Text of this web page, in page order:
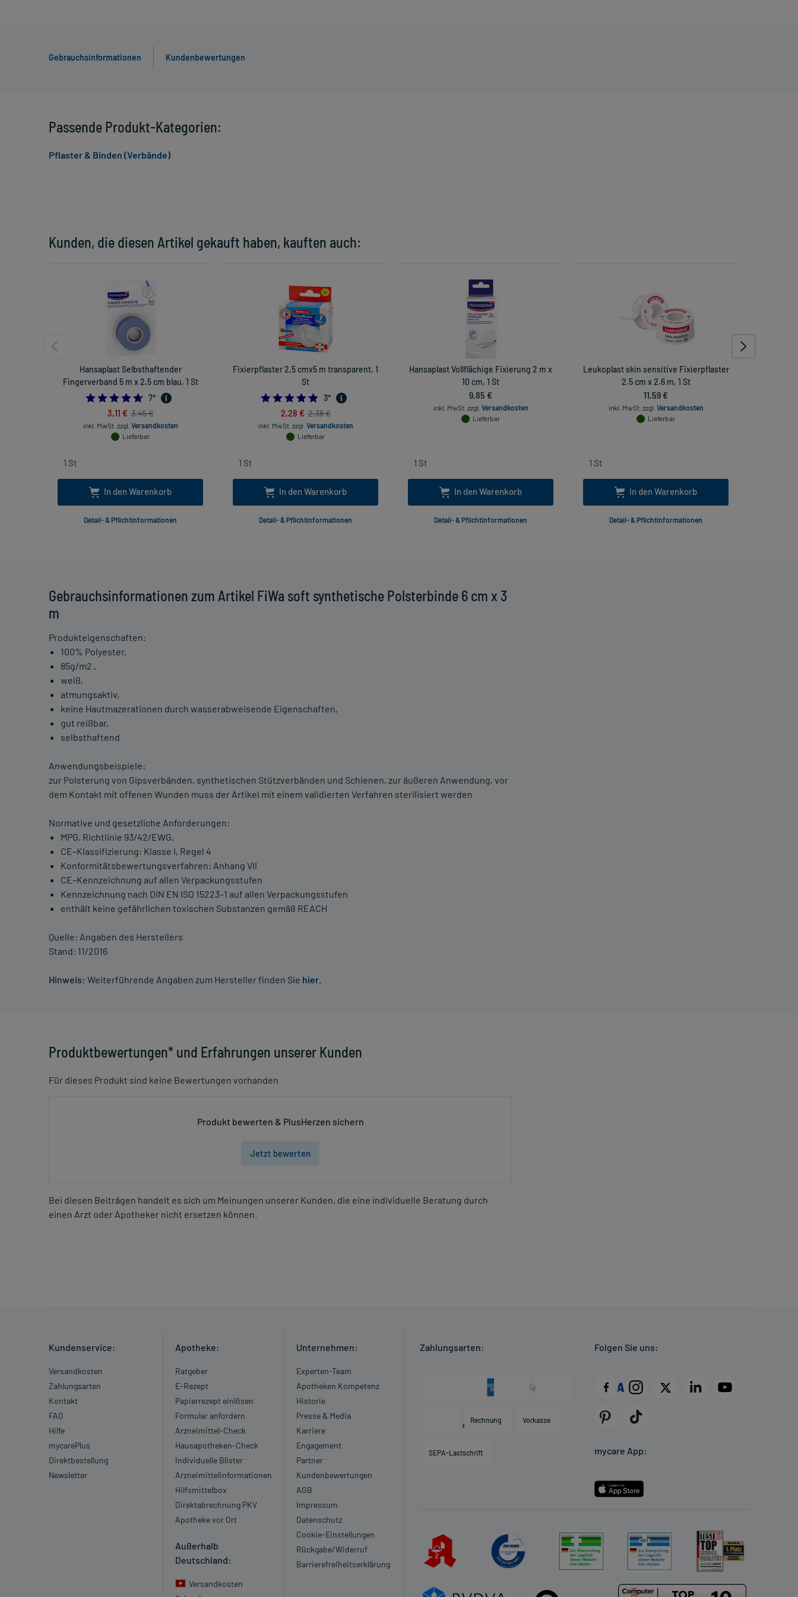
Gebrauchsinformationen Kundenbewertungen
Gebrauchsinformationen zum Artikel FiWa soft synthetische Polsterbinde 6 cm x 3
m
Produkteigenschaften:
100% Polyester,
85g/m2 ,
weiß,
atmungsaktiv,
keine Hautmazerationen durch wasserabweisende Eigenschaften,
gut reißbar,
selbsthaftend
Anwendungsbeispiele:
zur Polsterung von Gipsverbänden, synthetischen Stützverbänden und Schienen, zur äußeren Anwendung, vor
dem Kontakt mit offenen Wunden muss der Artikel mit einem validierten Verfahren sterilisiert werden
Normative und gesetzliche Anforderungen:
MPG, Richtlinie 93/42/EWG,
CE–Klassifizierung: Klasse I, Regel 4
Konformitätsbewertungsverfahren: Anhang VII
CE–Kennzeichnung auf allen Verpackungsstufen
Kennzeichnung nach DIN EN ISO 15223–1 auf allen Verpackungsstufen
enthält keine gefährlichen toxischen Substanzen gemäß REACH
Quelle: Angaben des Herstellers
Stand: 11/2016
Hinweis: Weiterführende Angaben zum Hersteller finden Sie hier
Produktbewertungen* und Erfahrungen unserer Kunden
Für dieses Produkt sind keine Bewertungen vorhanden
Produkt bewerten & PlusHerzen sichern
Jetzt bewerten
Bei diesen Beiträgen handelt es sich um Meinungen unserer Kunden, die eine individuelle Beratung durch
einen Arzt oder Apotheker nicht ersetzen können.
Kunden, die diesen Artikel gekauft haben, kauften auch:
Hansaplast Selbsthaftender
Fingerverband 5 m x 2,5 cm blau, 1 St
4.714285714285714
7*
3,11 € 3,45 €
inkl. MwSt. zzgl. Versandkosten
Lieferbar
In den Warenkorb
Detail- & Pflichtinformationen
Fixierpflaster 2,5 cmx5 m transparent, 1
St
5.0
3*
2,28 € 2,38 €
inkl. MwSt. zzgl. Versandkosten
Lieferbar
In den Warenkorb
Detail- & Pflichtinformationen
Hansaplast Vollflächige Fixierung 2 m x
10 cm, 1 St
9,85 €
inkl. MwSt. zzgl. Versandkosten
Lieferbar
In den Warenkorb
Detail- & Pflichtinformationen
Leukoplast skin sensitive Fixierpflaster
2.5 cm x 2.6 m, 1 St
11,59 €
inkl. MwSt. zzgl. Versandkosten
Lieferbar
In den Warenkorb
Detail- & Pflichtinformationen
Passende Produkt-Kategorien:
Pflaster & Binden (Verbände)
Kundenservice:
Versandkosten
Zahlungsarten
Kontakt
FAQ
Hilfe
mycarePlus
Direktbestellung
Newsletter
Apotheke:
Ratgeber
E-Rezept
Papierrezept einlösen
Formular anfordern
Arzneimittel-Check
Hausapotheken-Check
Individuelle Blister
Arzneimittelinformationen
Hilfsmittelbox
Direktabrechnung PKV
Apotheke vor Ort
Außerhalb
Deutschland:
Versandkosten
Unternehmen:
Experten-Team
Apotheken Kompetenz
Historie
Presse & Media
Karriere
Engagement
Partner
Kundenbewertungen
AGB
Impressum
Datenschutz
Cookie-Einstellungen
Rückgabe/Widerruf
Barrierefreiheitserklärung
Zahlungsarten:
Rechnung Vorkasse
SEPA-Lastschrift
Folgen Sie uns:
mycare App: